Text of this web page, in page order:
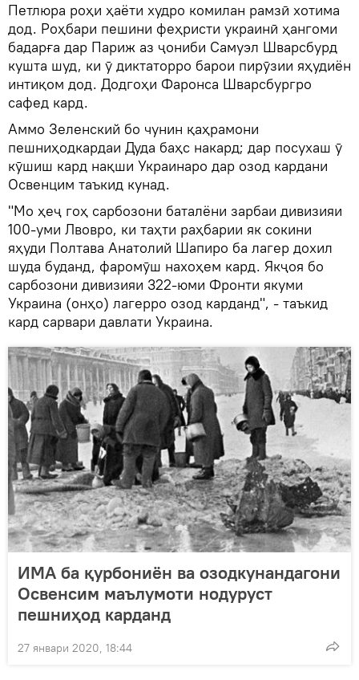
Петлюра роҳи ҳаёти худро комилан рамзӣ хотима
дод. Роҳбари пешини феҳристи украинӣ ҳангоми
бадарға дар Париж аз ҷониби Самуэл Шварсбурд
кушта шуд, ки ӯ диктаторро барои пирӯзии яҳудиён
интиқом дод. Додгоҳи Фаронса Шварсбургро
сафед кард.
Аммо Зеленский бо чунин қаҳрамони
пешниҳодкардаи Дуда баҳс накард; дар посухаш ӯ
кӯшиш кард нақши Украинаро дар озод кардани
Освенцим таъкид кунад.
"Мо ҳеҷ гоҳ сарбозони баталёни зарбаи дивизияи
100-уми Лвовро, ки таҳти раҳбарии як сокини
яҳуди Полтава Анатолий Шапиро ба лагер дохил
шуда буданд, фаромӯш нахоҳем кард. Якҷоя бо
сарбозони дивизияи 322-юми Фронти якуми
Украина (онҳо) лагерро озод карданд", - таъкид
кард сарвари давлати Украина.
ИМА ба қурбониён ва озодкунандагони
Освенсим маълумоти нодуруст
пешниҳод карданд
27 январи 2020, 18:44